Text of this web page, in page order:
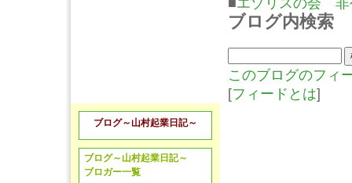
■エゾリスの会 非
ブログ内検索
このブログのフィ
[フィードとは]
ブログ～山村起業日記～
ブログ～山村起業日記～
ブロガー一覧